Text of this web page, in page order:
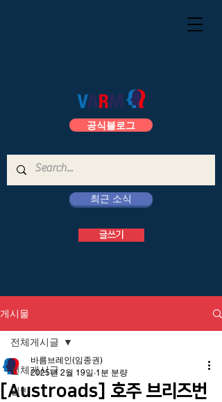
공식블로그
글쓰기
최근 소식
게시물
전체게시글
일반
전체게시글
[Austroads] 호주 브리즈번
바름브레인(임종권)
2025년 2월 19일 1분 분량